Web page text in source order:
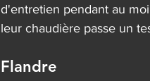
d'entretien pendant au
leur chaudière passe un
Flandre